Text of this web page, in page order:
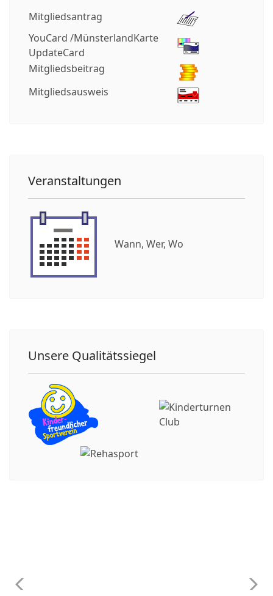
Mitgliedsantrag
YouCard /MünsterlandKarte
UpdateCard
Mitgliedsbeitrag
Mitgliedsausweis
Veranstaltungen
Wann, Wer, Wo
Unsere Qualitätssiegel